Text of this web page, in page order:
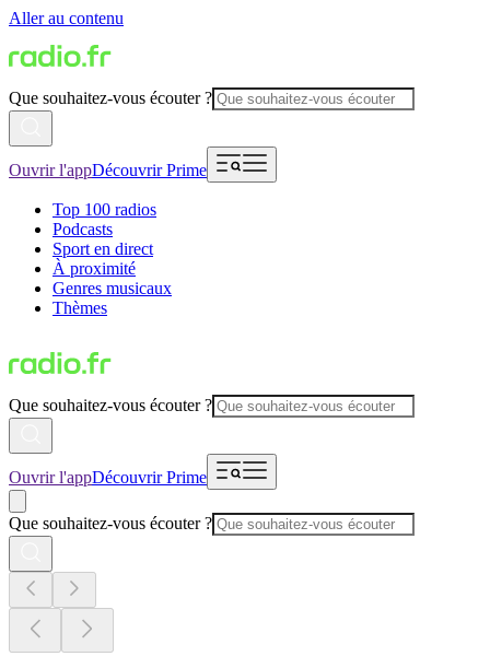
Aller au contenu
Que souhaitez-vous écouter ?
Ouvrir l'appDécouvrir Prime
Top 100 radios
Podcasts
Sport en direct
À proximité
Genres musicaux
Thèmes
Que souhaitez-vous écouter ?
Ouvrir l'appDécouvrir Prime
Que souhaitez-vous écouter ?